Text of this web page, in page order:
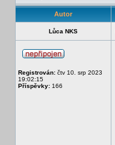
Autor
Lůca NKS
Registrován: čtv 10. srp 2023
19:02:15
Příspěvky: 166